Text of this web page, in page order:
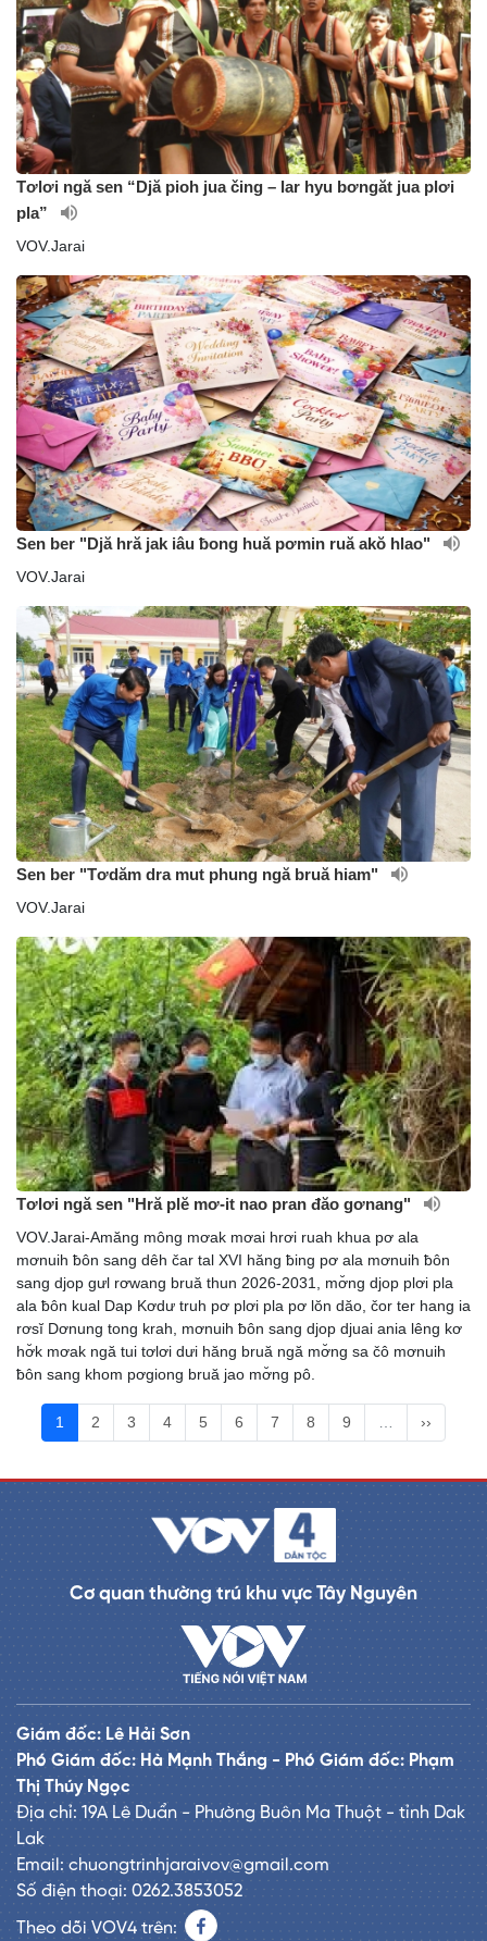
Tơlơi ngă sen “Djă pioh jua čing – lar hyu bơngăt jua plơi
pla”
VOV.Jarai
Sen ber "Djă hră jak iâu ƀong huă pơmin ruă akŏ hlao"
VOV.Jarai
Sen ber "Tơdăm dra mut phung ngă bruă hiam"
VOV.Jarai
Tơlơi ngă sen "Hră plĕ mơ-it nao pran đăo gơnang"
VOV.Jarai-Amăng mông mơak mơai hrơi ruah khua pơ ala
mơnuih ƀôn sang dêh čar tal XVI hăng ƀing pơ ala mơnuih ƀôn
sang djop gưl rơwang bruă thun 2026-2031, mơ̆ng djop plơi pla
ala ƀôn kual Dap Kơdư truh pơ plơi pla pơ lŏn dăo, čor ter hang ia
rơsĭ Dơnung tong krah, mơnuih ƀôn sang djop djuai ania lêng kơ
hơ̆k mơak ngă tui tơlơi dưi hăng bruă ngă mơ̆ng sa čô mơnuih
ƀôn sang khom pơgiong bruă jao mơ̆ng pô.
1 2 3 4 5 6 7 8 9 … ››
Cơ quan thường trú khu vực Tây Nguyên
Giám đốc: Lê Hải Sơn
Phó Giám đốc: Hà Mạnh Thắng - Phó Giám đốc: Phạm
Thị Thúy Ngọc
Địa chỉ: 19A Lê Duẩn - Phường Buôn Ma Thuột - tỉnh Dak
Lak
Email: chuongtrinhjaraivov@gmail.com
Số điện thoại: 0262.3853052
Theo dõi VOV4 trên: